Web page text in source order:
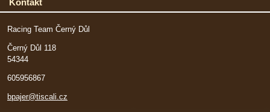
Kontakt
Racing Team Černý Důl
Černý Důl 118
54344
605956867
bpajer@tiscali.cz